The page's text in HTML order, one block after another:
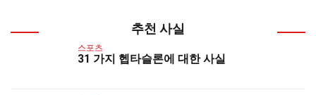
추천 사실
스포츠
31 가지 헵타슬론에 대한 사실